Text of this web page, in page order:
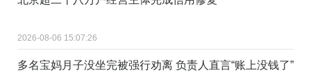
2026-08-06 15:07:26
多名宝妈月子没坐完被强行劝离 负责人直言“账上没钱了”